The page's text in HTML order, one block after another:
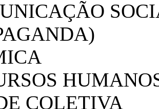
COLETIVA